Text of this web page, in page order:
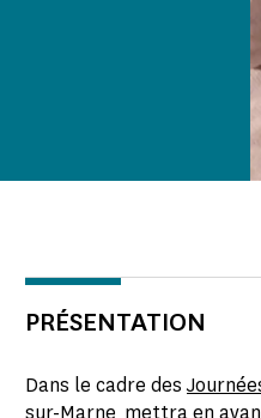
PRÉSENTATION
Dans le cadre des
sur-Marne mettra en